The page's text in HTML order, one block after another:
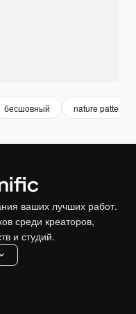
бесшовный nature pattern
ваших лучших работ.
среди креаторов,
и студий.